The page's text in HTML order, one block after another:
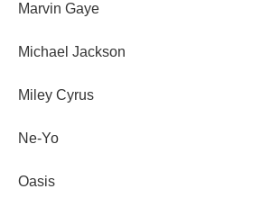
Marvin Gaye
Michael Jackson
Miley Cyrus
Ne-Yo
Oasis